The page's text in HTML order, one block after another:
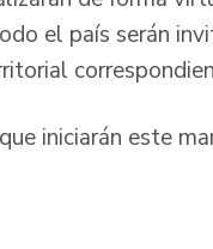
el país serán
iniciarán este